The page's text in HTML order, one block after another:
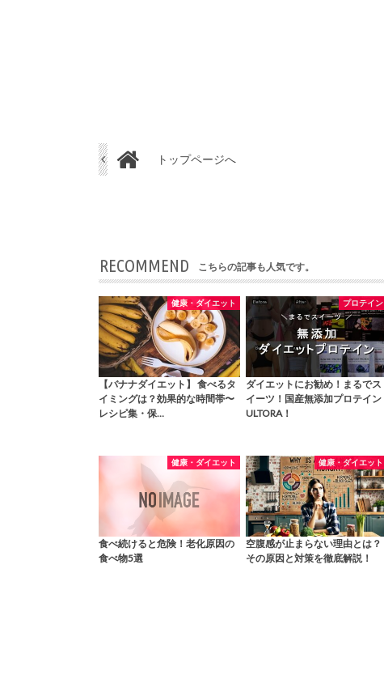
トップページへ
RECOMMEND こちらの記事も人気です。
健康・ダイエット
【バナナダイエット】 食べるタ
イミングは？効果的な時間帯〜
レシピ集・保…
プロテイン
ダイエットにお勧め！まるでス
イーツ！国産無添加プロテイン
ULTORA！
健康・ダイエット
食べ続けると危険！老化原因の
食べ物5選
健康・ダイエット
空腹感が止まらない理由とは？
その原因と対策を徹底解説！